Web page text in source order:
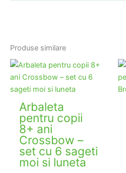
Produse similare
Arbaleta
pentru copii
8+ ani
Crossbow –
set cu 6 sageti
moi si luneta